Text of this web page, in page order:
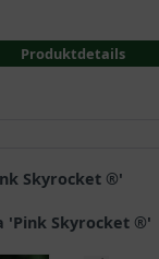
Produktdetails
Skyrocket ®'
'Pink Skyrocket ®'